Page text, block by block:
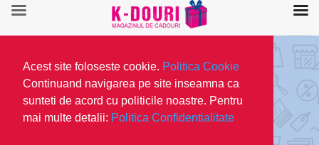
Acest site foloseste cookie. Politica Cookie
Continuand navigarea pe site inseamna ca
sunteti de acord cu politicile noastre. Pentru
mai multe detalii: Politica Confidentialitate